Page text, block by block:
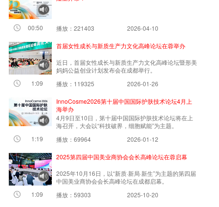
00:50 播放：221403 2026-04-10
1:09
首届女性成长与新质生产力文化高峰论坛在蓉举办
近日，首届女性成长与新质生产力文化高峰论坛暨形美
妈妈公益创业计划发布会在成都举行。
播放：119325
2026-01-26
1:19
InnoCosme2026第十届中国国际护肤技术论坛4月上
海举办
4月9日至10日，第十届中国国际护肤技术论坛将在上
海召开，大会以“科技破界，细胞赋能”为主题。
播放：69964
2026-01-12
1:09
2025第四届中国美业商协会会长高峰论坛在蓉启幕
2025年10月16日，以“新质·新局·新生”为主题的第四届
中国美业商协会会长高峰论坛在成都启幕。
播放：59303
2025-10-20